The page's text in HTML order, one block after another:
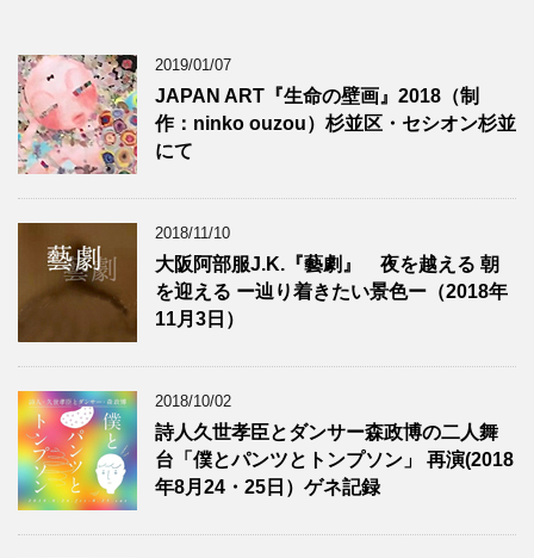
2019/01/07
JAPAN ART『生命の壁画』2018（制
作：ninko ouzou）杉並区・セシオン杉並
にて
2018/11/10
大阪阿部服J.K.『藝劇』 夜を越える 朝
を迎える ー辿り着きたい景色ー（2018年
11月3日）
2018/10/02
詩人久世孝臣とダンサー森政博の二人舞
台「僕とパンツとトンプソン」 再演(2018
年8月24・25日）ゲネ記録